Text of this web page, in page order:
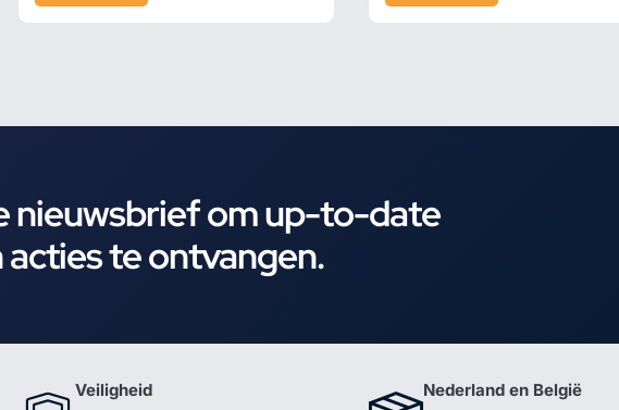
nieuwsbrief om up-to-date
te ontvangen.
Veiligheid Nederland en België